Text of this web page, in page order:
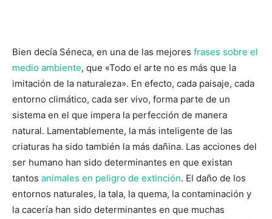
Bien decía Séneca, en una de las mejores frases sobre el
medio ambiente, que «Todo el arte no es más que la
imitación de la naturaleza». En efecto, cada paisaje, cada
entorno climático, cada ser vivo, forma parte de un
sistema en el que impera la perfección de manera
natural. Lamentablemente, la más inteligente de las
criaturas ha sido también la más dañina. Las acciones del
ser humano han sido determinantes en que existan
tantos animales en peligro de extinción. El daño de los
entornos naturales, la tala, la quema, la contaminación y
la cacería han sido determinantes en que muchas